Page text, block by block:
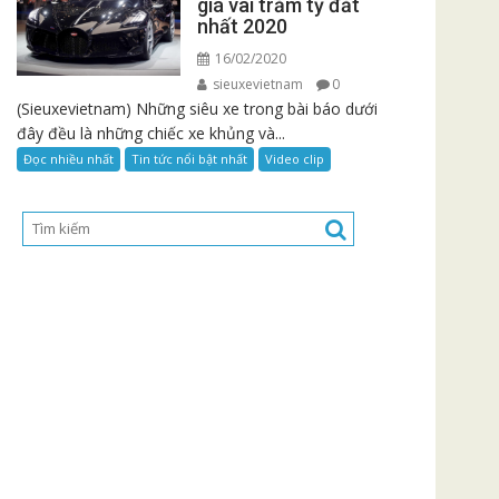
nhất 2020
16/02/2020
sieuxevietnam
0
(Sieuxevietnam) Những siêu xe trong bài báo dưới
đây đều là những chiếc xe khủng và...
Đọc nhiều nhất Tin tức nổi bật nhất Video clip